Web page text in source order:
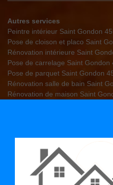
Autres services
Peintre intérieur Saint Gondon
Pose de cloison et placo Saint
Rénovation intérieure Saint
Pose de carrelage Saint Gondon
Pose de parquet Saint Gondon
Rénovation salle de bain Saint
Rénovation de maison Saint